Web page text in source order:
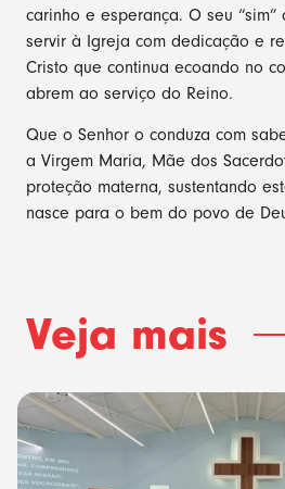
carinho e esperança. O seu
servir à Igreja com dedicação e
Cristo que continua ecoando no
abrem ao serviço do Reino.
Que o Senhor o conduza com
a Virgem Maria, Mãe dos
proteção materna, sustentando
nasce para o bem do povo de
Veja mais